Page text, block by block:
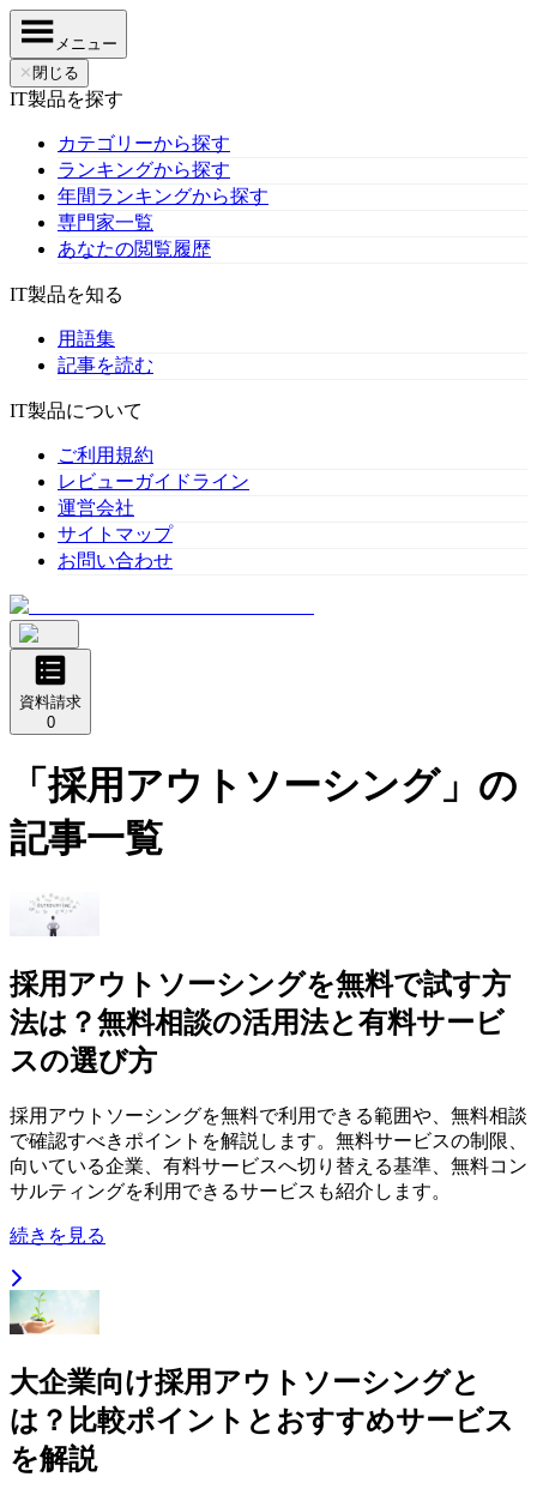
メニュー
✕ 閉じる
IT製品を探す
カテゴリーから探す
ランキングから探す
年間ランキングから探す
専門家一覧
あなたの閲覧履歴
IT製品を知る
用語集
記事を読む
IT製品について
ご利用規約
レビューガイドライン
運営会社
サイトマップ
お問い合わせ
資料請求
0
「採用アウトソーシング」の
記事一覧
採用アウトソーシングを無料で試す方
法は？無料相談の活用法と有料サービ
スの選び方
採用アウトソーシングを無料で利用できる範囲や、無料相談
で確認すべきポイントを解説します。無料サービスの制限、
向いている企業、有料サービスへ切り替える基準、無料コン
サルティングを利用できるサービスも紹介します。
続きを見る
大企業向け採用アウトソーシングと
は？比較ポイントとおすすめサービス
を解説